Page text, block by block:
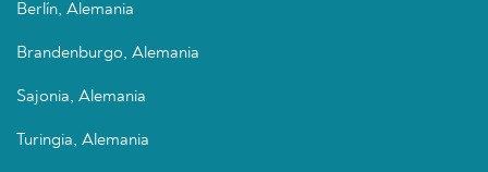
Berlín, Alemania
Brandenburgo, Alemania
Sajonia, Alemania
Turingia, Alemania